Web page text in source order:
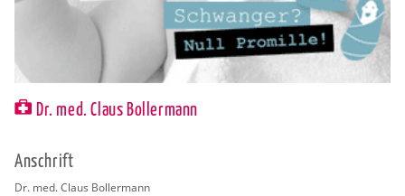
Dr. med. Claus Bollermann
An­schrift
Dr. med. Claus Bol­ler­mann